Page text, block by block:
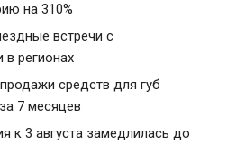
на 310%
встречи с
в регионах
средств для губ
7 месяцев
к 3 августа замедлилась до